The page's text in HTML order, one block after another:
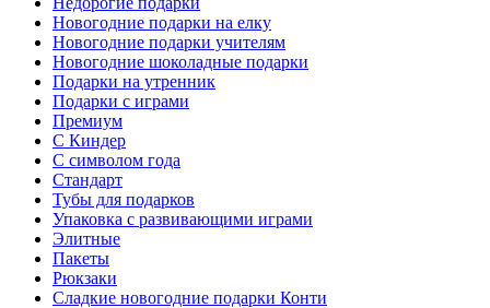
Новогодние подарки на елку
Новогодние подарки учителям
Новогодние шоколадные подарки
Подарки на утренник
Подарки с играми
Премиум
С Киндер
С символом года
Стандарт
Тубы для подарков
Упаковка с развивающими играми
Элитные
Пакеты
Рюкзаки
Сладкие новогодние подарки Конти